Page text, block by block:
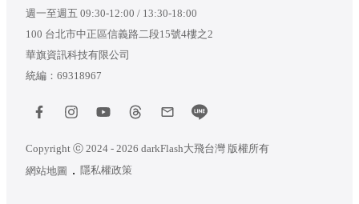
週一至週五 09:30-12:00 / 13:30-18:00
100 台北市中正區信義路二段15號4樓之2
華旗資訊科技有限公司
統編：69318967
Copyright ⓒ 2024 - 2026 darkFlash大飛台灣 版權所有
網站地圖
隱私權政策